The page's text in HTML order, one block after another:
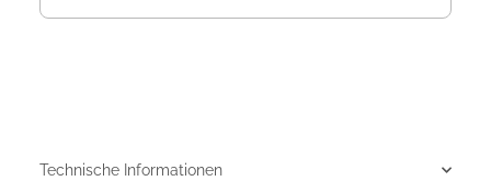
Technische Informationen